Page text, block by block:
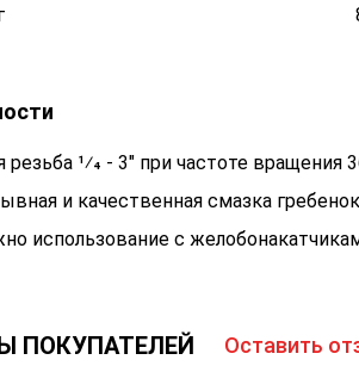
резьба 1⁄4 - 3" при частоте вращения
и качественная смазка
использование с
ПОКУПАТЕЛЕЙ Оставить